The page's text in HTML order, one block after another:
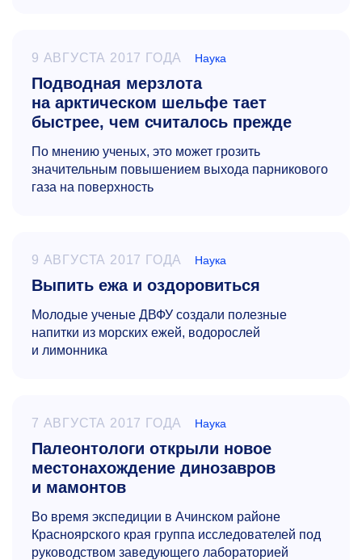
9 АВГУСТА 2017 ГОДА Наука
Подводная мерзлота
на арктическом шельфе тает
быстрее, чем считалось прежде
По мнению ученых, это может грозить
значительным повышением выхода парникового
газа на поверхность
9 АВГУСТА 2017 ГОДА Наука
Выпить ежа и оздоровиться
Молодые ученые ДВФУ создали полезные
напитки из морских ежей, водорослей
и лимонника
7 АВГУСТА 2017 ГОДА Наука
Палеонтологи открыли новое
местонахождение динозавров
и мамонтов
Во время экспедиции в Ачинском районе
Красноярского края группа исследователей под
руководством заведующего лабораторией